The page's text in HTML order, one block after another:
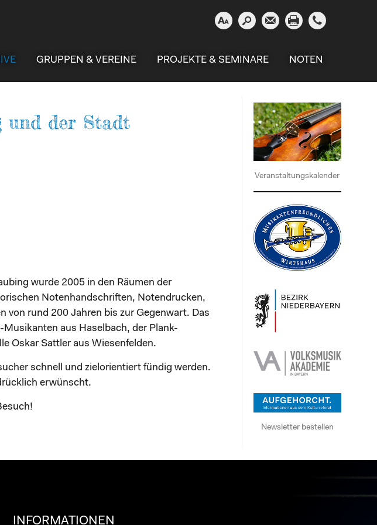
    
GRUPPEN & VEREINE PROJEKTE & SEMINARE NOTEN
und der Stadt
wurde 2005 in den Räumen der
Notenhandschriften, Notendrucken,
von rund 200 Jahren bis zur Gegenwart. Das
aus Haselbach, der Plank-
Oskar Sattler aus Wiesenfelden.
schnell und zielorientiert fündig werden.
erwünscht.
Veranstaltungskalender
Newsletter bestellen
INFORMATIONEN